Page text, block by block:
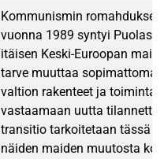
Kommunismin
vuonna 1989 syntyi
itäisen Keski-Euroopan
tarve muuttaa
valtion rakenteet ja
vastaamaan uutta
transitio tarkoitetaan tässä
näiden maiden muutosta